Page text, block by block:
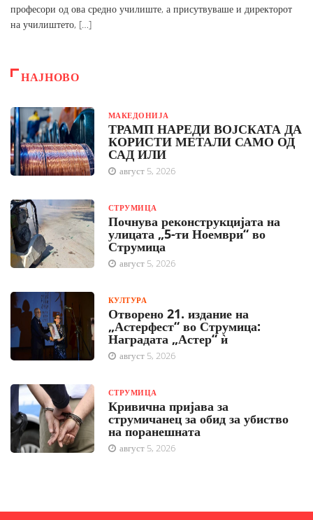
професори од ова средно училиште, а присутвуваше и директорот
на училиштето, […]
НАЈНОВО
МАКЕДОНИЈА
ТРАМП НАРЕДИ ВОЈСКАТА ДА
КОРИСТИ МЕТАЛИ САМО ОД
САД ИЛИ
август 5, 2026
СТРУМИЦА
Почнува реконструкцијата на
улицата „5-ти Ноември“ во
Струмица
август 5, 2026
КУЛТУРА
Отворено 21. издание на
„Астерфест“ во Струмица:
Наградата „Астер“ ѝ
август 5, 2026
СТРУМИЦА
Кривична пријава за
струмичанец за обид за убиство
на поранешната
август 5, 2026